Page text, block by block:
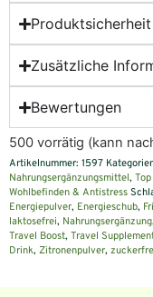
Produktsicherheit
Zusätzliche
Bewertungen
500 vorrätig (kann
Artikelnummer: 1597
Nahrungsergänzungsmittel,
Wohlbefinden & Antistress
Energiepulver, Energieschub,
laktosefrei, Nahrungsergänzung,
Travel Boost, Travel
Drink, Zitronenpulver,